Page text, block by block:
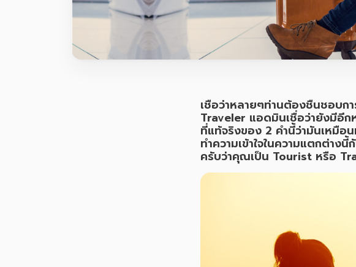
เชื่อว่าหลายๆท่านต้องชื่นชอบก
Traveler แอดมินเชื่อว่ายังมีอี
ที่แท้จริงของ 2 คำนี้ว่ามันเหมือ
ทำความเข้าใจในความแตกต่าง
ครับว่าคุณเป็น Tourist หรือ